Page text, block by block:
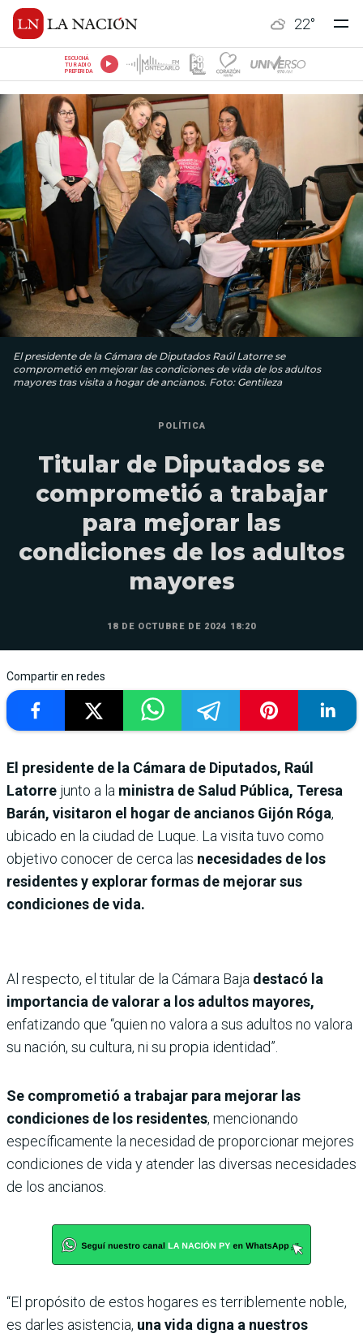
22°
ESCUCHÁ
TU RADIO
PREFERIDA
El presidente de la Cámara de Diputados Raúl Latorre se
comprometió en mejorar las condiciones de vida de los adultos
mayores tras visita a hogar de ancianos. Foto: Gentileza
POLÍTICA
Titular de Diputados se
comprometió a trabajar
para mejorar las
condiciones de los adultos
mayores
18 DE OCTUBRE DE 2024 18:20
Compartir en redes
El presidente de la Cámara de Diputados, Raúl
Latorre junto a la ministra de Salud Pública, Teresa
Barán, visitaron el hogar de ancianos Gijón Róga,
ubicado en la ciudad de Luque. La visita tuvo como
objetivo conocer de cerca las necesidades de los
residentes y explorar formas de mejorar sus
condiciones de vida.
Al respecto, el titular de la Cámara Baja destacó la
importancia de valorar a los adultos mayores,
enfatizando que “quien no valora a sus adultos no valora
su nación, su cultura, ni su propia identidad”.
Se comprometió a trabajar para mejorar las
condiciones de los residentes, mencionando
específicamente la necesidad de proporcionar mejores
condiciones de vida y atender las diversas necesidades
de los ancianos.
“El propósito de estos hogares es terriblemente noble,
es darles asistencia, una vida digna a nuestros